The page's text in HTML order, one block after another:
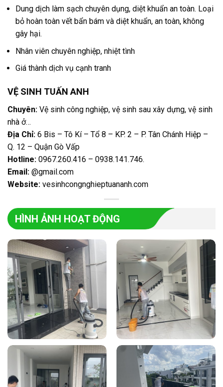
Dung dịch làm sạch chuyên dụng, diệt khuẩn an toàn. Loại
bỏ hoàn toàn vết bẩn bám và diệt khuẩn, an toàn, không
gây hại.
Nhân viên chuyên nghiệp, nhiệt tình
Giá thành dịch vụ cạnh tranh
VỆ SINH TUẤN ANH
Chuyên: Vệ sinh công nghiệp, vệ sinh sau xây dựng, vệ sinh
nhà ở…
Địa Chỉ: 6 Bis – Tô Kí – Tổ 8 – KP. 2 – P. Tân Chánh Hiệp –
Q. 12 – Quận Gò Vấp
Hotline: 0967.260.416 – 0938.141.746.
Email: @gmail.com
Website: vesinhcongnghieptuananh.com
HÌNH ẢNH HOẠT ĐỘNG